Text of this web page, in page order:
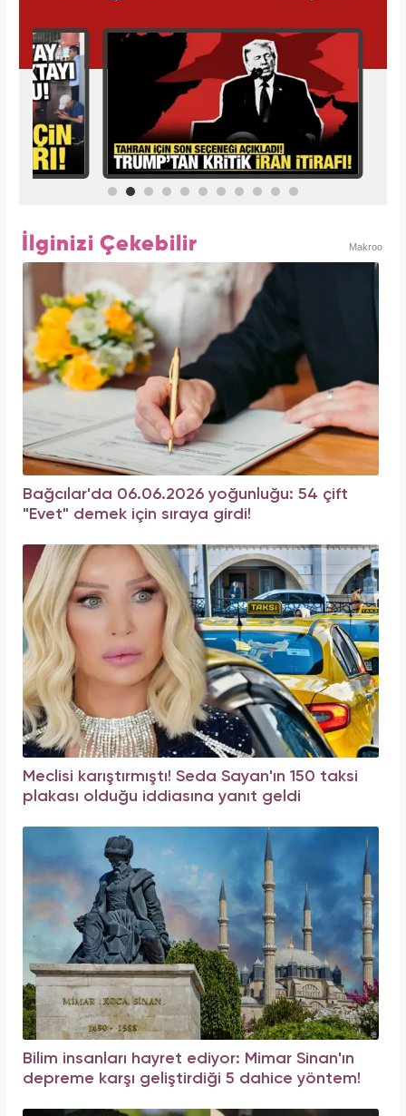
İlginizi Çekebilir Makroo
Bağcılar'da 06.06.2026 yoğunluğu: 54 çift
"Evet" demek için sıraya girdi!
Meclisi karıştırmıştı! Seda Sayan'ın 150 taksi
plakası olduğu iddiasına yanıt geldi
Bilim insanları hayret ediyor: Mimar Sinan'ın
depreme karşı geliştirdiği 5 dahice yöntem!